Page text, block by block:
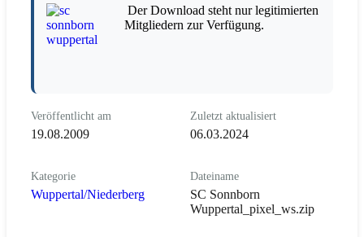
Der Download steht nur legitimierten
Mitgliedern zur Verfügung.
Veröffentlicht am
19.08.2009
Zuletzt aktualisiert
06.03.2024
Kategorie
Wuppertal/Niederberg
Dateiname
SC Sonnborn
Wuppertal_pixel_ws.zip